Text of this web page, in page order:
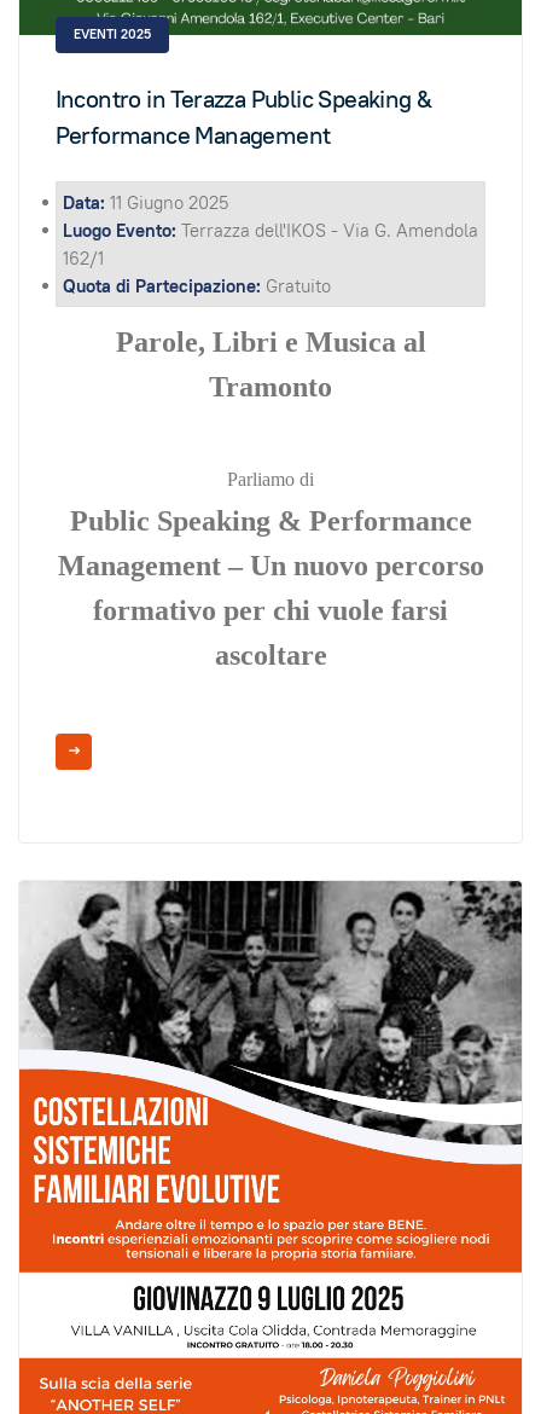
EVENTI 2025
Incontro in Terazza Public Speaking &
Performance Management
Data: 11 Giugno 2025
Luogo Evento: Terrazza dell'IKOS - Via G. Amendola
162/1
Quota di Partecipazione: Gratuito
Parole, Libri e Musica al
Tramonto
Parliamo di
Public Speaking & Performance
Management – Un nuovo percorso
formativo per chi vuole farsi
ascoltare